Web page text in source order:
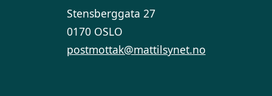
Stensberggata 27
0170 OSLO
postmottak@mattilsynet.no